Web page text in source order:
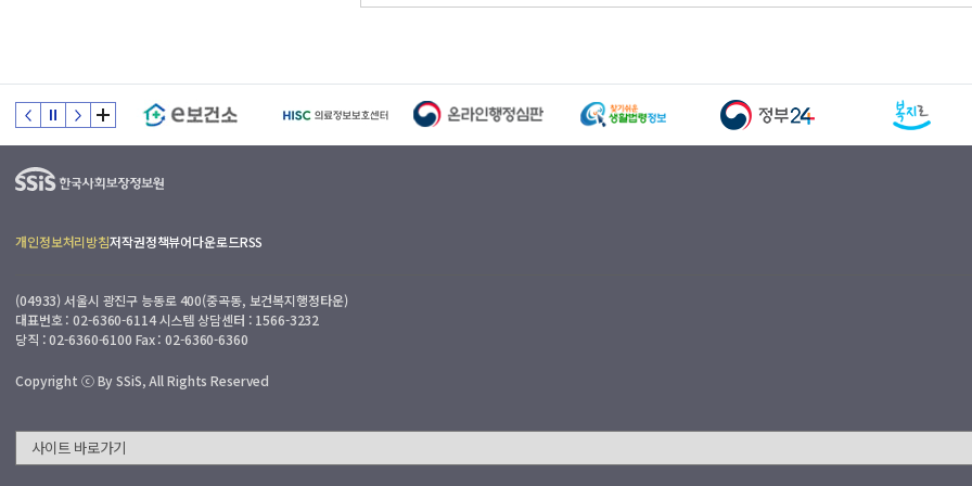
개인정보처리방침저작권정책뷰어다운로드RSS
(04933) 서울시 광진구 능동로 400(중곡동, 보건복지행정타운)
대표번호 : 02-6360-6114 시스템 상담센터 : 1566-3232
당직 : 02-6360-6100 Fax : 02-6360-6360
Copyright ⓒ By SSiS, All Rights Reserved